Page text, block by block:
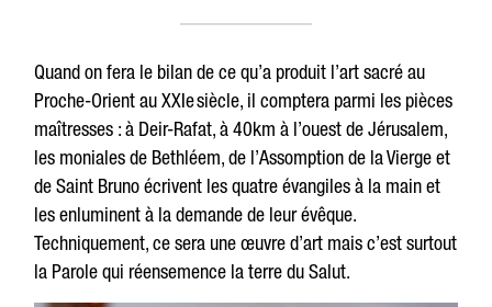
Quand on fera le bilan de ce qu’a produit l’art sacré au
Proche-Orient au XXIe siècle, il comptera parmi les pièces
maîtresses : à Deir-Rafat, à 40km à l’ouest de Jérusalem,
les moniales de Bethléem, de l’Assomption de la Vierge et
de Saint Bruno écrivent les quatre évangiles à la main et
les enluminent à la demande de leur évêque.
Techniquement, ce sera une œuvre d’art mais c’est surtout
la Parole qui réensemence la terre du Salut.